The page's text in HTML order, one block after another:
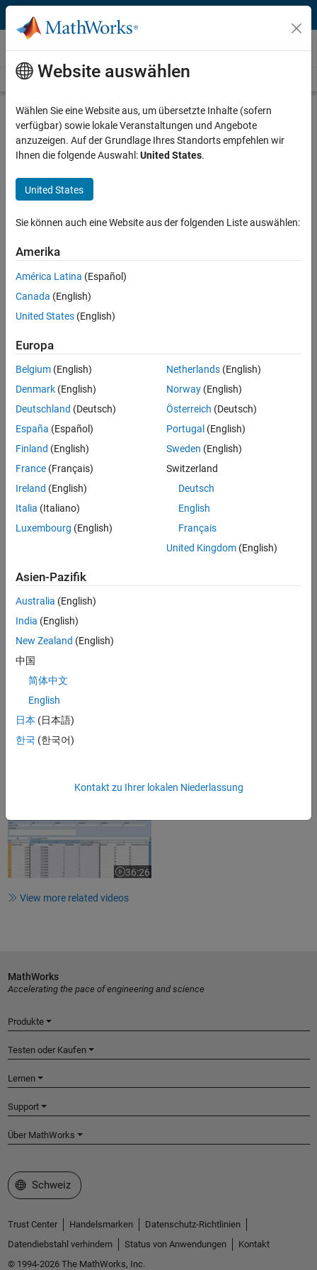
Weiter zum Inhalt
Videos
Videos Home Search
Play
Description
Models to Data Made Easy with
Full Transcript
Related Resources
UP NEXT:
Fitting with MATLAB: Statistics,
Optimization, and Curve...
RELATED VIDEOS:
Response Surface Models of Drug
Video length is 2:05
36:26
Video length is 36:26
View more related videos
Website auswählen
Wählen Sie eine Website aus, um übersetzte Inhalte (sofern
verfügbar) sowie lokale Veranstaltungen und Angebote
anzuzeigen. Auf der Grundlage Ihres Standorts empfehlen wir
Ihnen die folgende Auswahl:United States.
United States
Sie können auch eine Website aus der folgenden Liste auswählen:
Amerika
América Latina (Español)
Canada (English)
United States (English)
Europa
Belgium (English)
Denmark (English)
Deutschland (Deutsch)
España (Español)
Finland (English)
France (Français)
Ireland (English)
Italia (Italiano)
Luxembourg (English)
Netherlands(English)
Norway(English)
Österreich (Deutsch)
Portugal (English)
Sweden (English)
Switzerland
Deutsch
English
Français
United Kingdom(English)
Asien-Pazifik
Australia (English)
India (English)
New Zealand (English)
中国
简体中文
English
日本 (日本語)
한국 (한국어)
Kontakt zu Ihrer lokalen Niederlassung
MathWorks
Accelerating the pace of engineering and science
Produkte
Testen oder Kaufen
Lernen
Support
Über MathWorks
Website auswählen
Schweiz
Trust Center Handelsmarken
Datenschutz-Richtlinien
Datendiebstahl verhindern
Status von Anwendungen
Kontakt
© 1994-2026 The MathWorks, Inc.